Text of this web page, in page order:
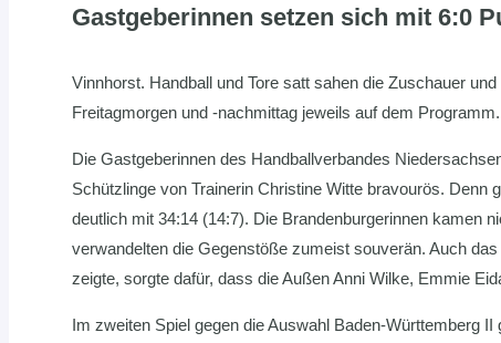
Gastgeberinnen setzen sich mit 6:0
Vinnhorst. Handball und Tore satt sahen die Zuschauer
Freitagmorgen und -nachmittag jeweils auf dem Programm.
Die Gastgeberinnen des Handballverbandes
Schützlinge von Trainerin Christine Witte bravourös. Denn
deutlich mit 34:14 (14:7). Die Brandenburgerinnen kamen
verwandelten die Gegenstöße zumeist souverän. Auch
zeigte, sorgte dafür, dass die Außen Anni Wilke, Emmie
Im zweiten Spiel gegen die Auswahl Baden-Württemberg